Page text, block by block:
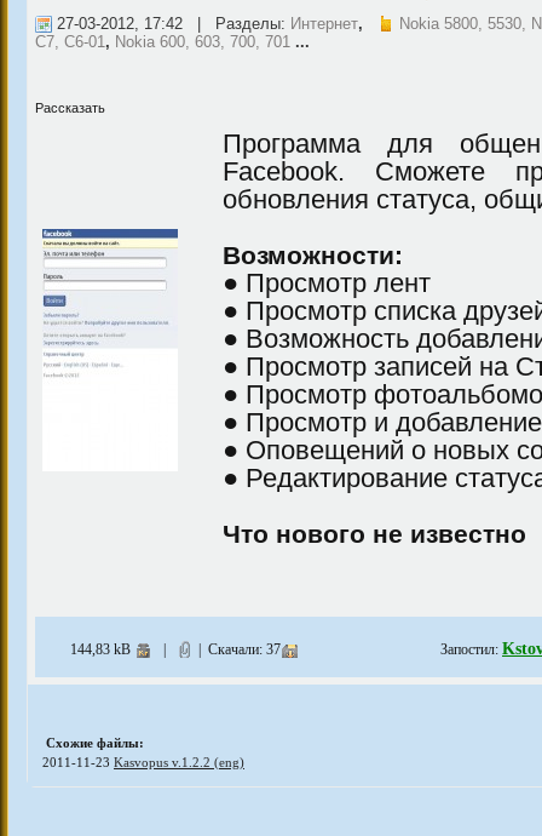
27-03-2012, 17:42 | Разделы: Интернет,
Nokia 5800, 5530,
C7, C6-01, Nokia 600, 603, 700, 701 ...
Рассказать
Программа для
Facebook. Сможете
обновления статуса,
Возможности:
● Просмотр лент
● Просмотр списка
● Возможность
● Просмотр записей на
● Просмотр
● Просмотр и
● Оповещений о новых
● Редактирование
Что нового не известно
144,83 kB | Скачали: 37 Запостил:
Схожие файлы:
2011-11-23 Kasvopus v.1.2.2 (eng)